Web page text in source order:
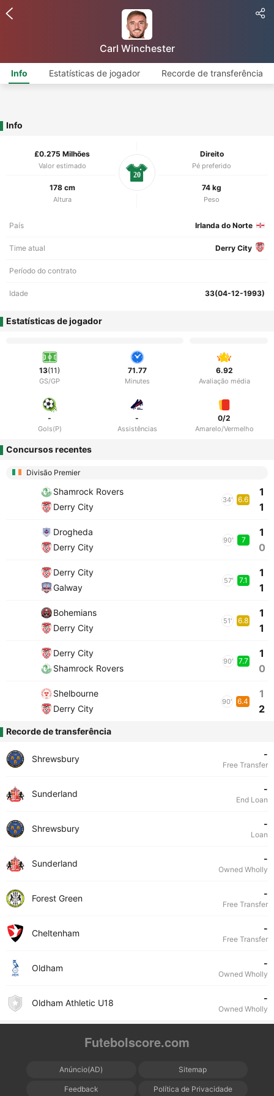
Carl Winchester
Info Estatísticas de jogador Recorde de transferência
Info
£0.275 Milhões
Valor estimado
Direito
Pé preferido
178 cm
Altura
74 kg
Peso
20
País Irlanda do Norte
Time atual Derry City
Período do contrato
Idade 33(04-12-1993)
Estatísticas de jogador
13(11)
GS/GP
71.77
Minutes
6.92
Avaliação média
-
Gols(P)
-
Assistências
0/2
Amarelo/Vermelho
Concursos recentes
Divisão Premier
Shamrock Rovers
Derry City
34' 6.6
1
1
Drogheda
Derry City
90' 7
1
0
Derry City
Galway
57' 7.1
1
1
Bohemians
Derry City
51' 6.8
1
1
Derry City
Shamrock Rovers
90' 7.7
1
0
Shelbourne
Derry City
90' 6.4
1
2
Recorde de transferência
Shrewsbury -
Free Transfer
Sunderland -
End Loan
Shrewsbury -
Loan
Sunderland -
Owned Wholly
Forest Green -
Free Transfer
Cheltenham -
Free Transfer
Oldham -
Owned Wholly
Oldham Athletic U18 -
Owned Wholly
Futebolscore.com
Anúncio(AD) Sitemap
Feedback Política de Privacidade